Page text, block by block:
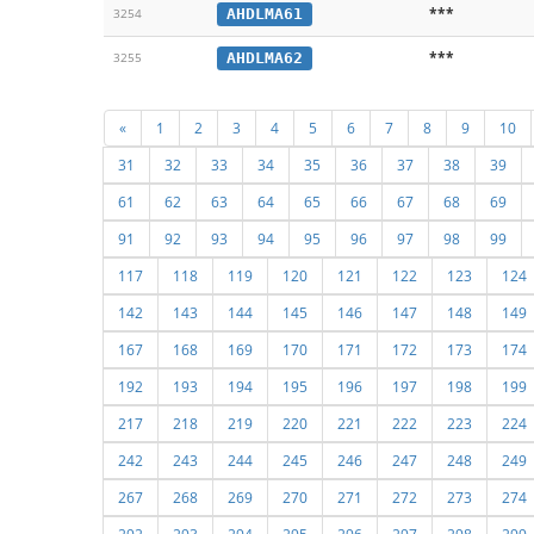
3254 AHDLMA61 ***
3255 AHDLMA62 ***
« 1 2 3 4 5 6 7 8 9
10
31
32 33 34 35 36 37 38
39
61
62 63 64 65 66 67 68
69
91
92 93 94 95 96 97 98
99
117
118 119 120 121 122 123
124
142
143 144 145 146 147 148
149
167
168 169 170 171 172 173
174
192
193 194 195 196 197 198
199
217
218 219 220 221 222 223
224
242
243 244 245 246 247 248
249
267
268 269 270 271 272 273
274